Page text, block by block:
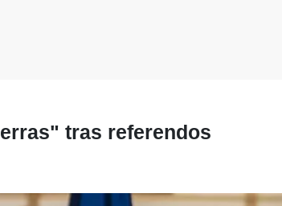
tras referendos